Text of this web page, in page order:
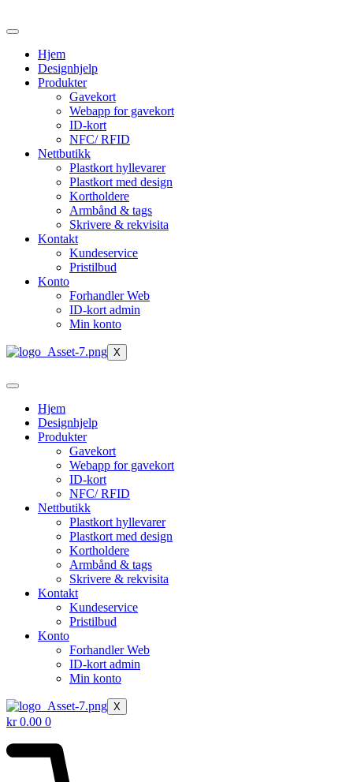
to
contentHjem
Designhjelp
Produkter
Gavekort
Webapp for gavekort
ID-kort
NFC/ RFID
Nettbutikk
Plastkort hyllevarer
Plastkort med design
Kortholdere
Armbånd & tags
Skrivere & rekvisita
Kontakt
Kundeservice
Pristilbud
Konto
Forhandler Web
ID-kort admin
Min konto
X
Hjem
Designhjelp
Produkter
Gavekort
Webapp for gavekort
ID-kort
NFC/ RFID
Nettbutikk
Plastkort hyllevarer
Plastkort med design
Kortholdere
Armbånd & tags
Skrivere & rekvisita
Kontakt
Kundeservice
Pristilbud
Konto
Forhandler Web
ID-kort admin
Min konto
X
kr0.00 0